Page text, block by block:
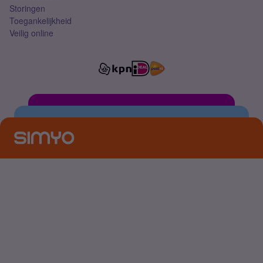
Storingen
Toegankelijkheid
Veilig online